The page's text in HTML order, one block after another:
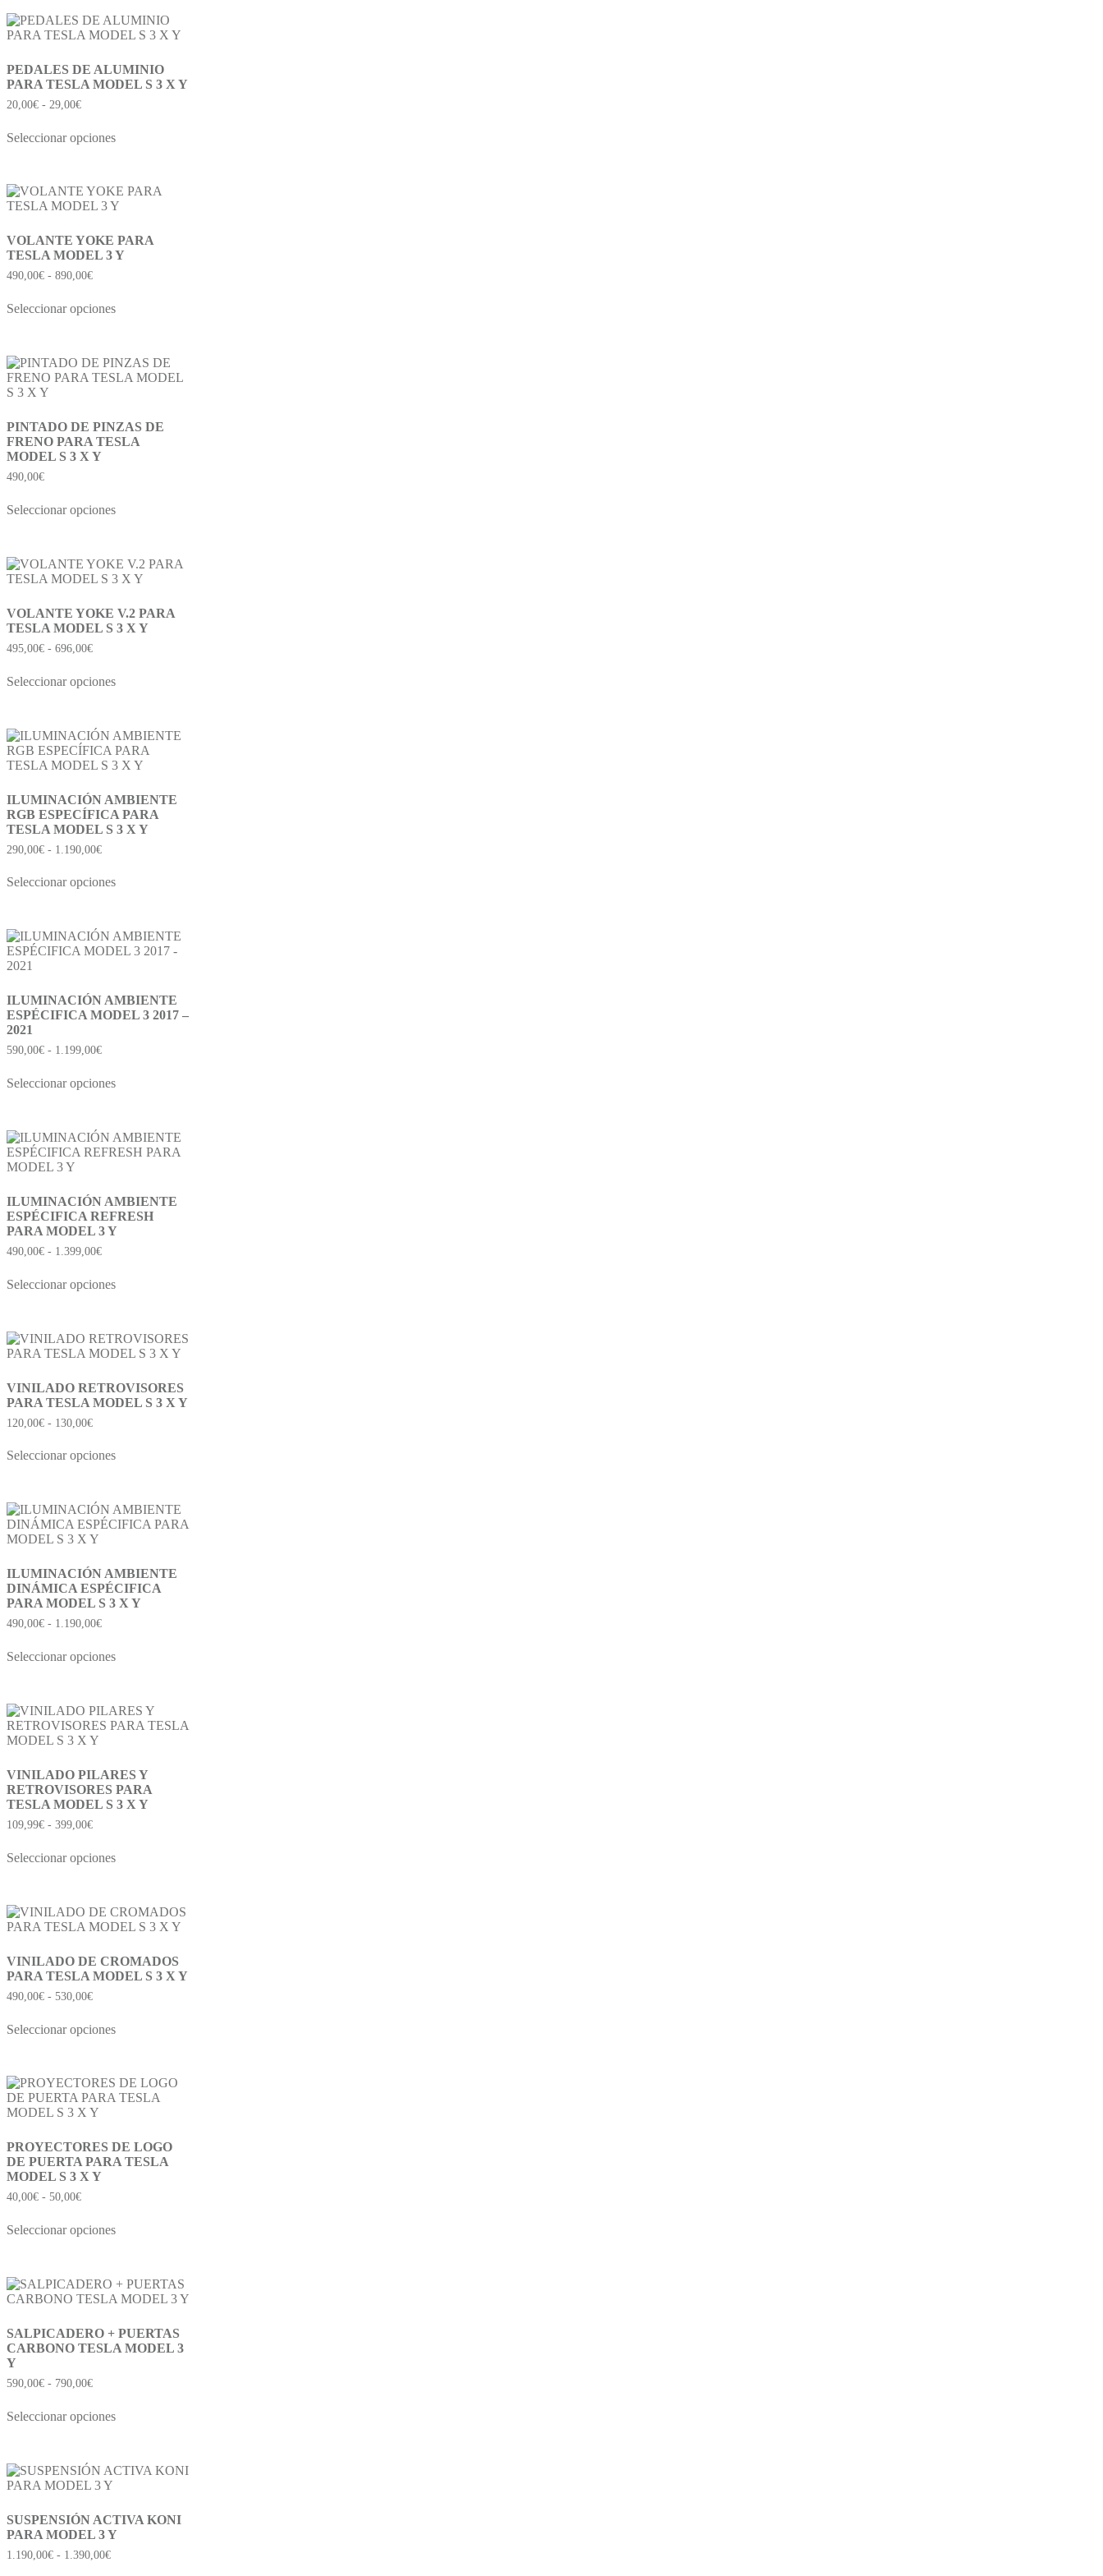
PEDALES DE ALUMINIO
PARA TESLA MODEL S 3 X Y
20,00€ - 29,00€
Seleccionar opciones
VOLANTE YOKE PARA
TESLA MODEL 3 Y
490,00€ - 890,00€
Seleccionar opciones
PINTADO DE PINZAS DE
FRENO PARA TESLA
MODEL S 3 X Y
490,00€
Seleccionar opciones
VOLANTE YOKE V.2 PARA
TESLA MODEL S 3 X Y
495,00€ - 696,00€
Seleccionar opciones
ILUMINACIÓN AMBIENTE
RGB ESPECÍFICA PARA
TESLA MODEL S 3 X Y
290,00€ - 1.190,00€
Seleccionar opciones
ILUMINACIÓN AMBIENTE
ESPÉCIFICA MODEL 3 2017 –
2021
590,00€ - 1.199,00€
Seleccionar opciones
ILUMINACIÓN AMBIENTE
ESPÉCIFICA REFRESH
PARA MODEL 3 Y
490,00€ - 1.399,00€
Seleccionar opciones
VINILADO RETROVISORES
PARA TESLA MODEL S 3 X Y
120,00€ - 130,00€
Seleccionar opciones
ILUMINACIÓN AMBIENTE
DINÁMICA ESPÉCIFICA
PARA MODEL S 3 X Y
490,00€ - 1.190,00€
Seleccionar opciones
VINILADO PILARES Y
RETROVISORES PARA
TESLA MODEL S 3 X Y
109,99€ - 399,00€
Seleccionar opciones
VINILADO DE CROMADOS
PARA TESLA MODEL S 3 X Y
490,00€ - 530,00€
Seleccionar opciones
PROYECTORES DE LOGO
DE PUERTA PARA TESLA
MODEL S 3 X Y
40,00€ - 50,00€
Seleccionar opciones
SALPICADERO + PUERTAS
CARBONO TESLA MODEL 3
Y
590,00€ - 790,00€
Seleccionar opciones
SUSPENSIÓN ACTIVA KONI
PARA MODEL 3 Y
1.190,00€ - 1.390,00€